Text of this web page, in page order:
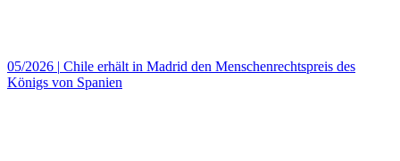
05/2026 | Chile erhält in Madrid den Menschenrechtspreis des
Königs von Spanien